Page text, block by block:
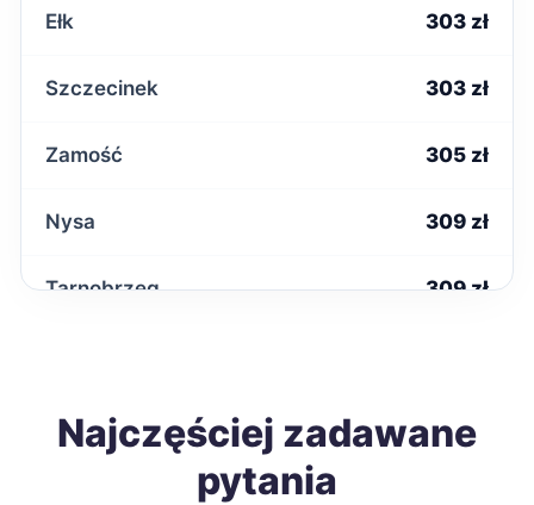
Ełk 303 zł
Szczecinek 303 zł
Zamość 305 zł
Nysa 309 zł
Tarnobrzeg 309 zł
Inowrocław 310 zł
Najczęściej zadawane
pytania